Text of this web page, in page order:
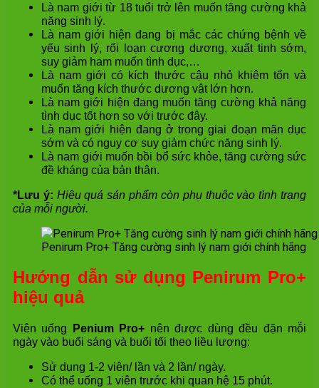
Là nam giới từ 18 tuổi trở lên muốn tăng cường khả
năng sinh lý.
Là nam giới hiện đang bị mắc các chứng bệnh về
yếu sinh lý, rối loạn cương dương, xuất tinh sớm,
suy giảm ham muốn tình dục,…
Là nam giới có kích thước cậu nhỏ khiêm tốn và
muốn tăng kích thước dương vật lớn hơn.
Là nam giới hiện đang muốn tăng cường khả năng
tình dục tốt hơn so với trước đây.
Là nam giới hiện đang ở trong giai đoạn mãn dục
sớm và có nguy cơ suy giảm chức năng sinh lý.
Là nam giới muốn bồi bổ sức khỏe, tăng cường sức
đề kháng của bản thân.
*Lưu ý: Hiệu quả sản phẩm còn phụ thuộc vào tình trạng
của mỗi người.
Penirum Pro+ Tăng cường sinh lý nam giới chính hãng
Hướng dẫn sử dụng Penirum Pro+
hiệu quả
Viên uống Penium Pro+ nên được dùng đều đặn mỗi
ngày vào buổi sáng và buổi tối theo liều lượng:
Sử dụng 1-2 viên/ lần và 2 lần/ ngày.
Có thể uống 1 viên trước khi quan hệ 15 phút.